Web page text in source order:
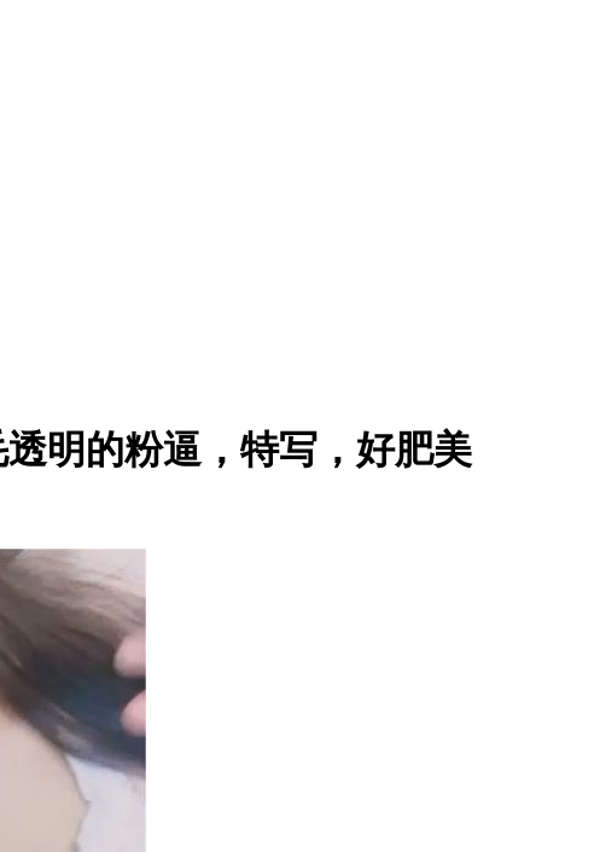
明的粉逼，特写，好肥美